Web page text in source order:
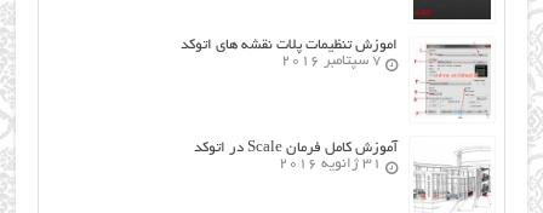
اموزش تنظیمات پلات نقشه های اتوکد
7 سپتامبر 2016
آموزش کامل فرمان Scale در اتوکد
31 ژانویه 2016